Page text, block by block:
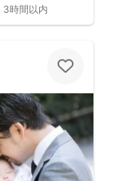
3時間以内